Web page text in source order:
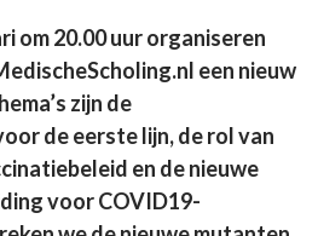
om 20.00 uur organiseren
een nieuw
zijn de
de eerste lijn, de rol van
en de nieuwe
voor COVID19-